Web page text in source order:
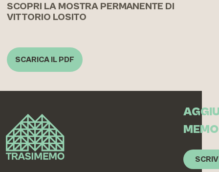
SCOPRI LA MOSTRA PERMANENTE DI
VITTORIO LOSITO
SCARICA IL PDF